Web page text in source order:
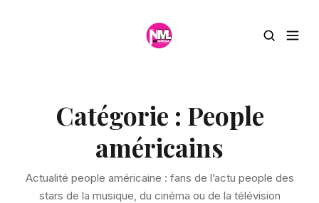
Catégorie : People
américains
Actualité people américaine : fans de l’actu people des
stars de la musique, du cinéma ou de la télévision